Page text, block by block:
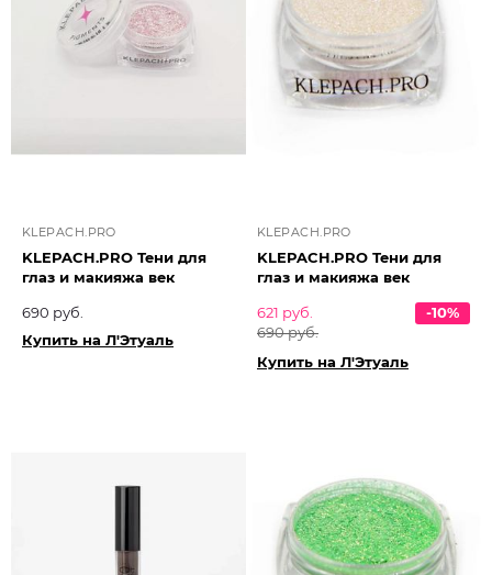
KLEPACH.PRO
KLEPACH.PRO Тени для
глаз и макияжа век
690 руб.
Купить на Л'Этуаль
KLEPACH.PRO
KLEPACH.PRO Тени для
глаз и макияжа век
621 руб.
690 руб.
-10%
Купить на Л'Этуаль